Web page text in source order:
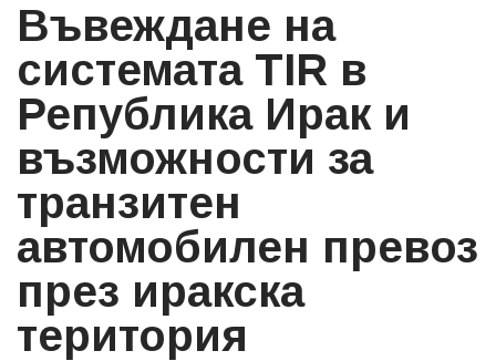
Въвеждане на
системата TIR в
Република Ирак и
възможности за
транзитен
автомобилен превоз
през иракска
територия